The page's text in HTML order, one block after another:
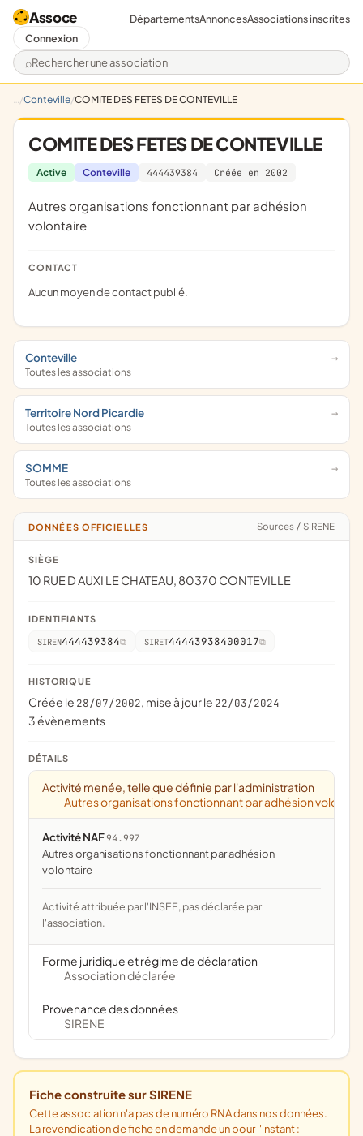
Assoce
Rechercher une association
DépartementsAnnoncesAssociations inscrites
Connexion
Conteville COMITE DES FETES DE CONTEVILLE
COMITE DES FETES DE CONTEVILLE
Active Conteville 444439384 Créée en 2002
Autres organisations fonctionnant par adhésion
volontaire
CONTACT
Aucun moyen de contact publié.
Conteville
Toutes les associations
Territoire Nord Picardie
Toutes les associations
SOMME
Toutes les associations
DONNÉES OFFICIELLES Sources / SIRENE
SIÈGE
10 RUE D AUXI LE CHATEAU, 80370 CONTEVILLE
IDENTIFIANTS
SIREN444439384 SIRET44443938400017
HISTORIQUE
Créée le 28/07/2002, mise à jour le 22/03/2024
3 évènements
DÉTAILS
Activité menée, telle que définie par l'administration
Autres organisations fonctionnant par adhésion
Activité NAF94.99Z
Autres organisations fonctionnant par adhésion
volontaire
Activité attribuée par l'INSEE, pas déclarée par
l'association.
Forme juridique et régime de déclaration
Association déclarée
Provenance des données
SIRENE
Fiche construite sur SIRENE
Cette association n'a pas de numéro RNA dans nos données.
La revendication de fiche en demande un pour l'instant :